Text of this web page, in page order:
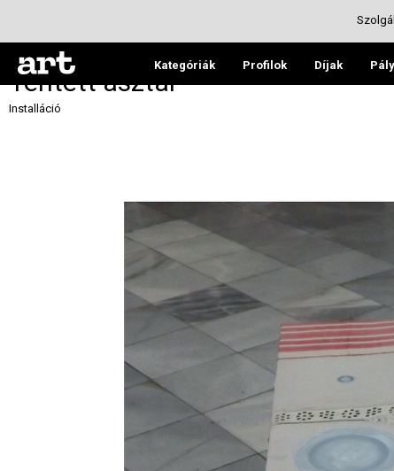
Kategóriák Profilok Díjak
Terített asztal
Installáció